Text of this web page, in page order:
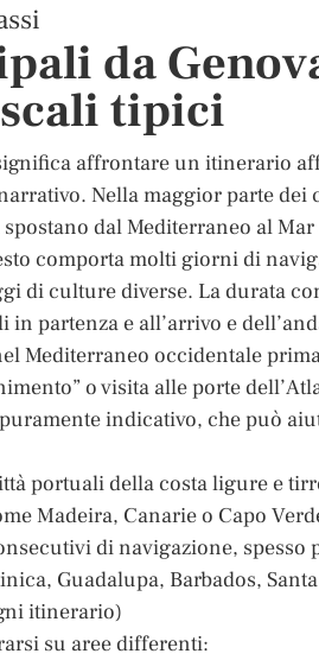
da
tipici
affrontare un itinerario
Nella maggior parte dei
dal Mediterraneo al
comporta molti giorni di
di culture diverse. La durata
partenza e all’arrivo e
Mediterraneo occidentale
o visita alle porte
indicativo, che può
portuali della costa ligure e
Madeira, Canarie o Capo
di navigazione,
Guadalupa, Barbados,
itinerario)
su aree differenti: